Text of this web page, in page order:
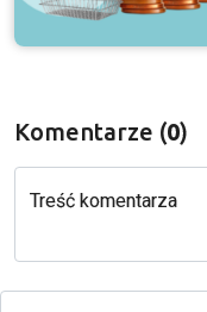
Komentarze (0)
Treść komentarza